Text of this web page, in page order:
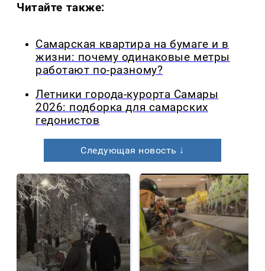
Читайте также:
Самарская квартира на бумаге и в
жизни: почему одинаковые метры
работают по-разному?
Летники города-курорта Самары
2026: подборка для самарских
гедонистов
Следующая новость ↓